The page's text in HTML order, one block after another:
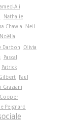
Ali
Nathalie
Chawla
Neil
Noëlla
Darbon
Olivia
Pascal
Patrick
Paul
Graziani
Peignard